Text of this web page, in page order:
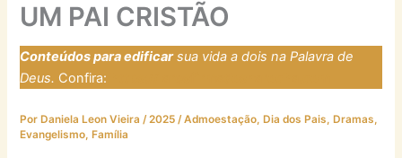
UM PAI CRISTÃO
Conteúdos para edificarsua vida a dois na Palavra de
Deus. Confira:
Por Daniela Leon Vieira/2025/Admoestação, Dia dos Pais, Dramas,
Evangelismo, Família